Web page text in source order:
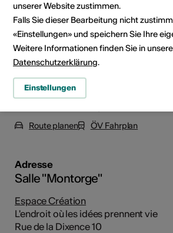
Route planen
ÖV Fahrplan
Adresse
Salle "Montorge"
Espace Création
L'endroit où les idées prennent vie
Rue de la Dixence 10
unserer Website zustimmen.
Falls Sie dieser Bearbeitung nicht
«Einstellungen» und speichern Sie Ihre
Weitere Informationen finden Sie in
Datenschutzerklärung.
Einstellungen